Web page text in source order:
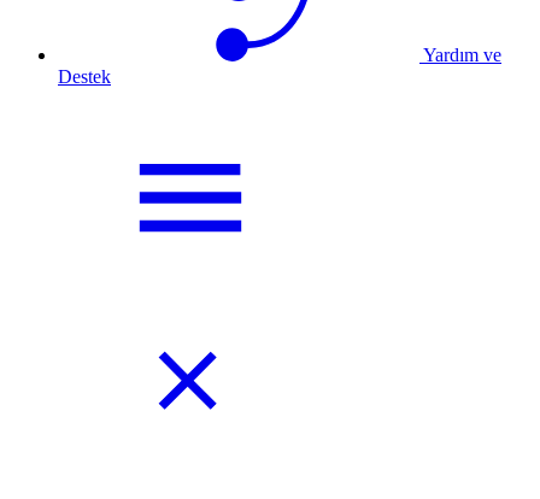
Yardım ve
Destek